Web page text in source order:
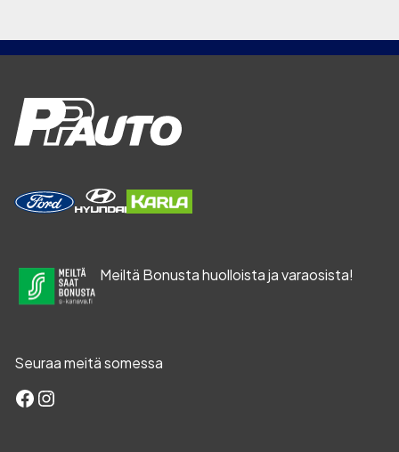
Meiltä Bonusta huolloista ja varaosista!
Seuraa meitä somessa
Facebook
Instagram